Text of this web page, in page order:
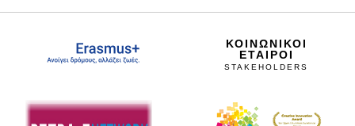
ΚΟΙΝΩΝΙΚΟΙ
ΕΤΑΙΡΟΙ
STAKEHOLDERS